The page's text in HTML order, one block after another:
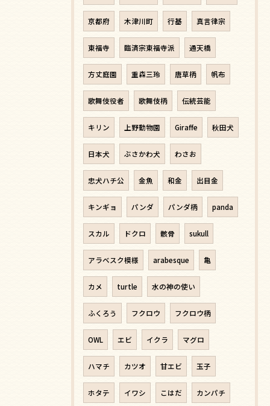
京都府 木津川町 行基 真言律宗
東福寺 臨済宗東福寺派 通天橋
方丈庭園 重森三玲 唐草柄 帆布
歌舞伎役者 歌舞伎柄 伝統芸能
キリン 上野動物園 Giraffe 秋田犬
日本犬 ぶさかわ犬 わさお
忠犬ハチ公 金魚 和金 出目金
キンギョ パンダ パンダ柄 panda
スカル ドクロ 骸骨 sukull
アラベスク模様 arabesque 亀
カメ turtle 水の神の使い
ふくろう フクロウ フクロウ柄
OWL エビ イクラ マグロ
ハマチ カツオ 甘エビ 玉子
ホタテ イワシ こはだ カンパチ